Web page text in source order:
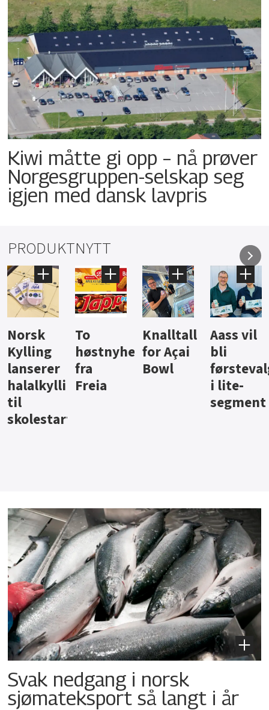
Kiwi måtte gi opp – nå prøver
Norgesgruppen-selskap seg
igjen med dansk lavpris
PRODUKTNYTT
Knalltall
for Açai
Bowl
Aass vil
bli
førstevalg
i lite-
Brus og
jus fra
Berentsen
Hard
iste fra
Hansa
Svak nedgang i norsk
sjømateksport så langt i år